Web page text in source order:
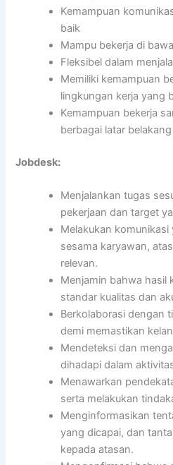
Kemampuan
baik
Mampu bekerja di
Fleksibel dalam
Memiliki kemampuan
lingkungan kerja yang
Kemampuan bekerja
berbagai latar belakang
Jobdesk:
Menjalankan tugas
pekerjaan dan target
Melakukan
sesama karyawan,
relevan.
Menjamin bahwa hasil
standar kualitas dan
Berkolaborasi dengan
demi memastikan
Mendeteksi dan
dihadapi dalam
Menawarkan
serta melakukan
Menginformasikan
yang dicapai, dan
kepada atasan.